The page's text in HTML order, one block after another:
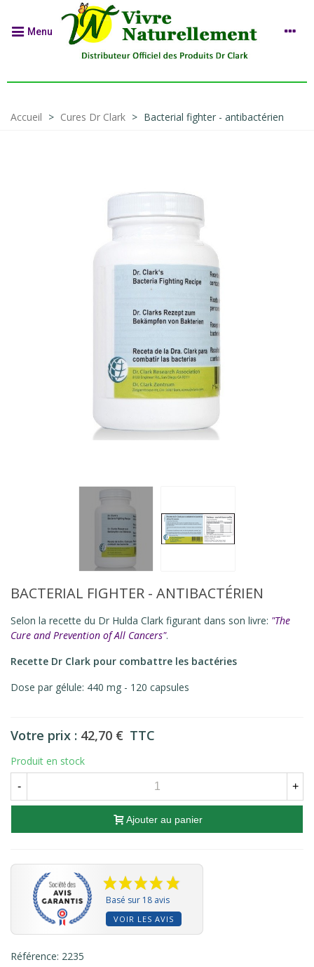
Menu
Accueil > Cures Dr Clark > Bacterial fighter - antibactérien
BACTERIAL FIGHTER - ANTIBACTÉRIEN
Selon la recette du Dr Hulda Clark figurant dans son livre: "The
Cure and Prevention of All Cancers".
Recette Dr Clark pour combattre les bactéries
Dose par gélule: 440 mg - 120 capsules
Votre prix : 42,70 € TTC
Produit en stock
- +
Ajouter au panier
Basé sur 18 avis
VOIR LES AVIS
Référence: 2235